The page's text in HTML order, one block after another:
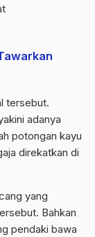
tersebut.
adanya
potongan kayu
direkatkan di
yang
Bahkan
pendaki bawa